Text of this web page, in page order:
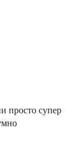
просто супер